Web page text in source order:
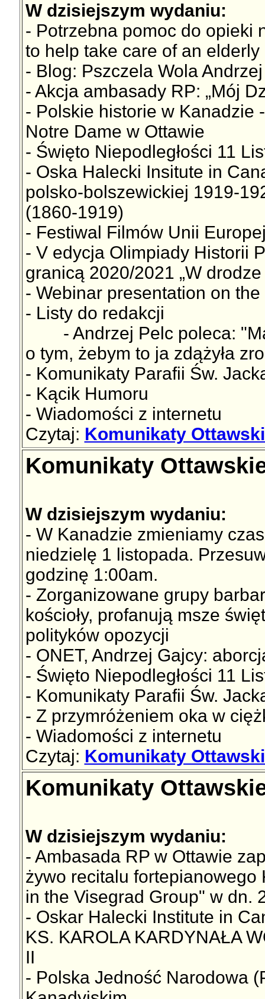
W dzisiejszym wydaniu:
- Potrzebna pomoc do opieki
to help take care of an elderly
- Blog: Pszczela Wola
- Akcja ambasady RP: „Mój
- Polskie historie w Kanadzie
Notre Dame w Ottawie
- Święto Niepodległości 11
- Oska Halecki Insitute in
polsko-bolszewickiej 1919-
(1860-1919)
- Festiwal Filmów Unii
- V edycja Olimpiady Historii
granicą 2020/2021 „W drodze
- Webinar presentation on
- Listy do redakcji
- Andrzej Pelc poleca:
o tym, żebym to ja zdążyła
- Komunikaty Parafii Św.
- Kącik Humoru
- Wiadomości z internetu
Czytaj: Komunikaty
Komunikaty
W dzisiejszym wydaniu:
- W Kanadzie zmieniamy
niedzielę 1 listopada.
godzinę 1:00am.
- Zorganizowane grupy
kościoły, profanują msze
polityków opozycji
- ONET, Andrzej Gajcy:
- Święto Niepodległości 11
- Komunikaty Parafii Św.
- Z przymróżeniem oka w
- Wiadomości z internetu
Czytaj: Komunikaty
Komunikaty
W dzisiejszym wydaniu:
- Ambasada RP w Ottawie
żywo recitalu fortepianowego
in the Visegrad Group" w dn.
- Oskar Halecki Institute in
KS. KAROLA KARDYNAŁA
II
- Polska Jedność Narodowa